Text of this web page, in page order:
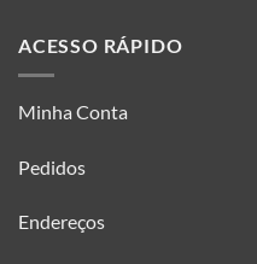
ACESSO RÁPIDO
Minha Conta
Pedidos
Endereços